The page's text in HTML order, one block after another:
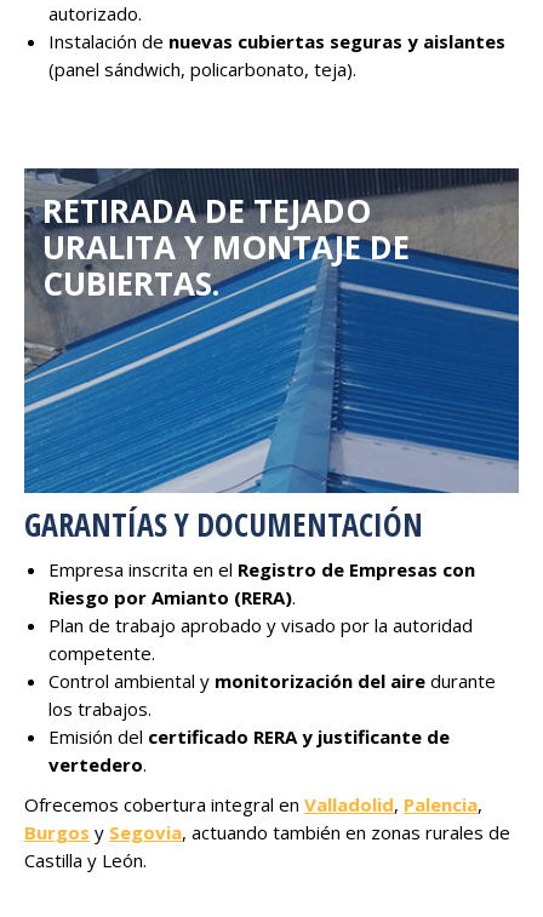
autorizado.
Instalación de nuevas cubiertas seguras y aislantes
(panel sándwich, policarbonato, teja).
RETIRADA DE TEJADO
URALITA Y MONTAJE DE
CUBIERTAS.
GARANTÍAS Y DOCUMENTACIÓN
Empresa inscrita en el Registro de Empresas con
Riesgo por Amianto (RERA).
Plan de trabajo aprobado y visado por la autoridad
competente.
Control ambiental y monitorización del aire durante
los trabajos.
Emisión del certificado RERA y justificante de
vertedero.
Ofrecemos cobertura integral en Valladolid, Palencia,
Burgos y Segovia, actuando también en zonas rurales de
Castilla y León.